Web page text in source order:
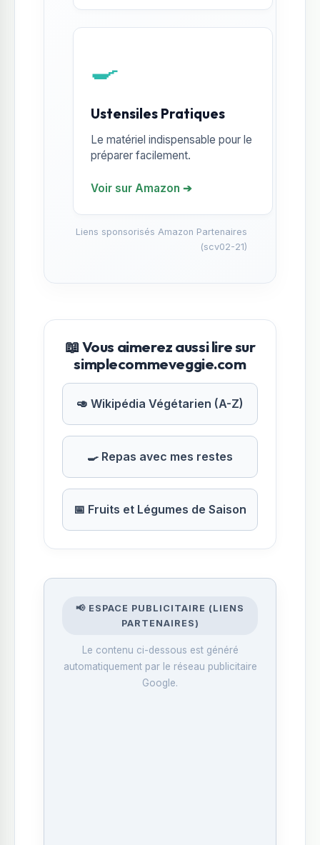
🍳
Ustensiles Pratiques
Le matériel indispensable pour le
préparer facilement.
Voir sur Amazon ➔
Liens sponsorisés Amazon Partenaires
(scv02-21)
📖 Vous aimerez aussi lire sur
simplecommeveggie.com
🥑 Wikipédia Végétarien (A-Z)
🍳 Repas avec mes restes
📅 Fruits et Légumes de Saison
📢 ESPACE PUBLICITAIRE (LIENS
PARTENAIRES)
Le contenu ci-dessous est généré
automatiquement par le réseau publicitaire
Google.